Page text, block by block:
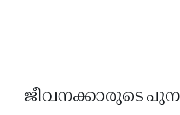
ജീവനക്കാരുടെ